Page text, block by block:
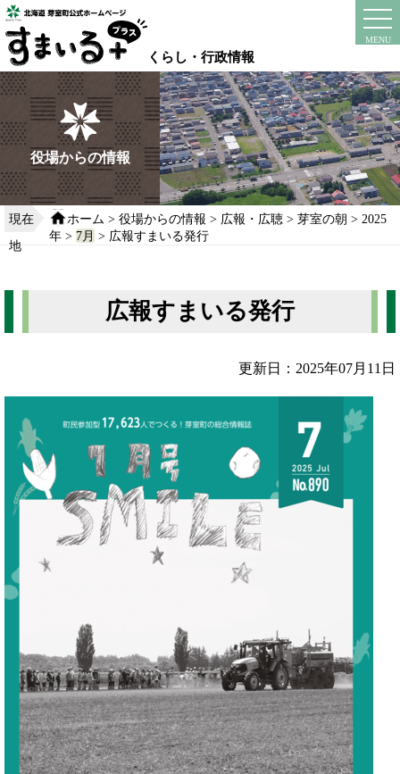
本
文
へ
移
動
る
くらし・行政情報
MENU
instagram
役場からの情報
現在
地
ホーム >役場からの情報 > 広報・広聴 >芽室の朝 > 2025
年 > 7月 > 広報すまいる発行
広報すまいる発行
更新日：2025年07月11日